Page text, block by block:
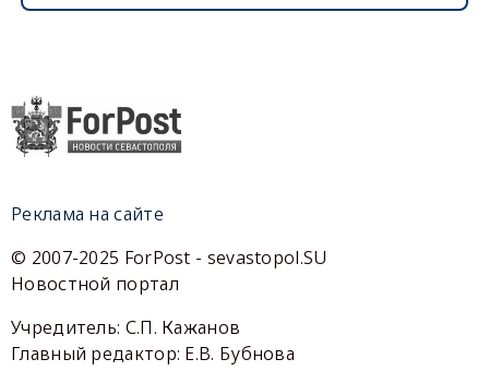
Реклама на сайте
© 2007-2025 ForPost - sevastopol.SU
Новостной портал
Учредитель: С.П. Кажанов
Главный редактор: Е.В. Бубнова